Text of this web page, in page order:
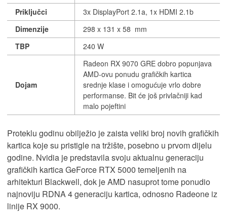
Priključci
3x DisplayPort 2.1a, 1x HDMI 2.1b
Dimenzije
298 x 131 x 58 mm
TBP
240 W
Dojam
Radeon RX 9070 GRE dobro popunjava
AMD-ovu ponudu grafičkih kartica
srednje klase i omogućuje vrlo dobre
performanse. Bit će još privlačniji kad
malo pojeftini
Proteklu godinu obilježio je zaista veliki broj novih grafičkih
kartica koje su pristigle na tržište, posebno u prvom dijelu
godine. Nvidia je predstavila svoju aktualnu generaciju
grafičkih kartica GeForce RTX 5000 temeljenih na
arhitekturi Blackwell, dok je AMD nasuprot tome ponudio
najnoviju RDNA 4 generaciju kartica, odnosno Radeone iz
linije RX 9000.